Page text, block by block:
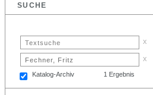
SUCHE
x
x
Katalog-Archiv 1 Ergebnis